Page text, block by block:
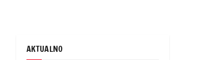
AKTUALNO